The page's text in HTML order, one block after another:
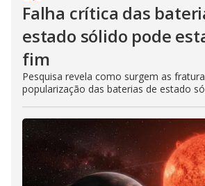
Falha crítica das
estado sólido pode
fim
Pesquisa revela como surgem as
popularização das baterias de estado